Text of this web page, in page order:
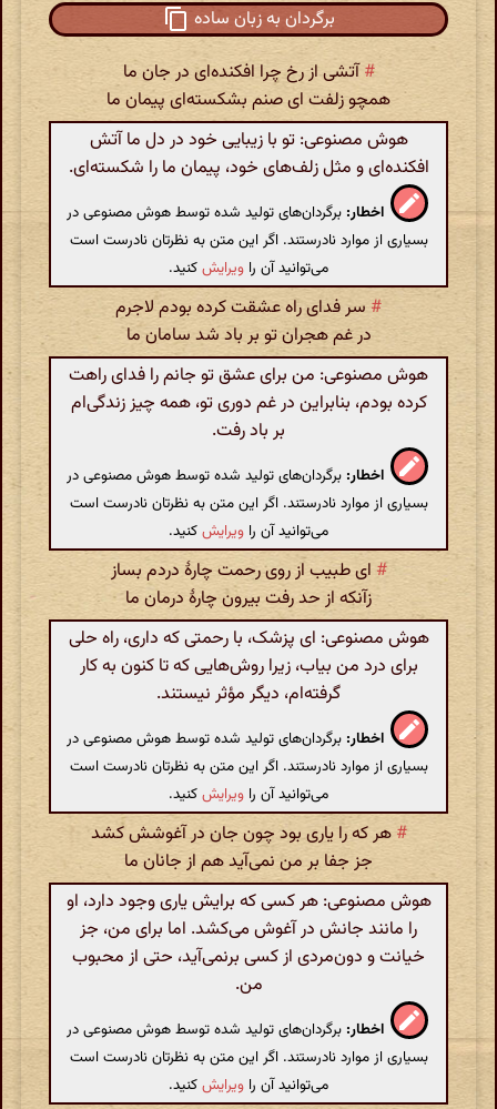
برگردان به زبان ساده
#آتشی از رخ چرا افکنده‌ای در جان ما
همچو زلفت ای صنم بشکسته‌ای پیمان ما
هوش مصنوعی: تو با زیبایی خود در دل ما آتش
افکنده‌ای و مثل زلف‌های خود، پیمان ما را شکسته‌ای.
اخطار: برگردان‌های تولید شده توسط هوش مصنوعی در
بسیاری از موارد نادرستند. اگر این متن به نظرتان نادرست است
می‌توانید آن را ویرایشکنید.
# سر فدای راه عشقت کرده بودم لاجرم
در غم هجران تو بر باد شد سامان ما
هوش مصنوعی: من برای عشق تو جانم را فدای راهت
کرده بودم، بنابراین در غم دوری تو، همه چیز زندگی‌ام
بر باد رفت.
اخطار: برگردان‌های تولید شده توسط هوش مصنوعی در
بسیاری از موارد نادرستند. اگر این متن به نظرتان نادرست است
می‌توانید آن را ویرایشکنید.
# ای طبیب از روی رحمت چارهٔ دردم بساز
زآنکه از حد رفت بیرون چارهٔ درمان ما
هوش مصنوعی: ای پزشک، با رحمتی که داری، راه حلی
برای درد من بیاب، زیرا روش‌هایی که تا کنون به کار
گرفته‌ام، دیگر مؤثر نیستند.
اخطار: برگردان‌های تولید شده توسط هوش مصنوعی در
بسیاری از موارد نادرستند. اگر این متن به نظرتان نادرست است
می‌توانید آن را ویرایشکنید.
# هر که را یاری بود چون جان در آغوشش کشد
جز جفا بر من نمی‌آید هم از جانان ما
هوش مصنوعی: هر کسی که برایش یاری وجود دارد، او
را مانند جانش در آغوش می‌کشد. اما برای من، جز
خیانت و دون‌مردی از کسی برنمی‌آید، حتی از محبوب
من.
اخطار: برگردان‌های تولید شده توسط هوش مصنوعی در
بسیاری از موارد نادرستند. اگر این متن به نظرتان نادرست است
می‌توانید آن را ویرایشکنید.